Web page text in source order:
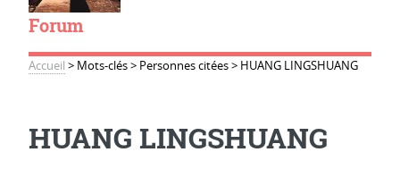
Forum
Accueil > Mots-clés> Personnes citées> HUANG LINGSHUANG
HUANG LINGSHUANG